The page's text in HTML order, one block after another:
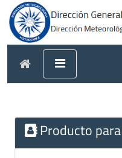
Producto